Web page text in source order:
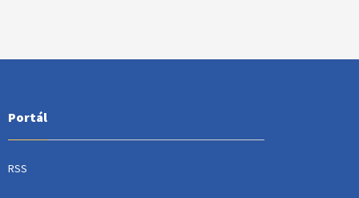
Portál
RSS